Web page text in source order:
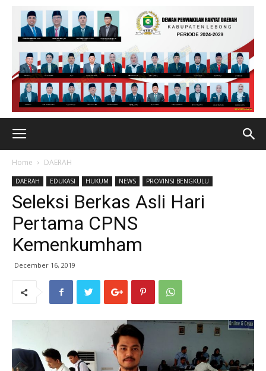
Home DAERAH
DAERAH EDUKASI HUKUM NEWS PROVINSI BENGKULU
Seleksi Berkas Asli Hari
Pertama CPNS
Kemenkumham
December 16, 2019